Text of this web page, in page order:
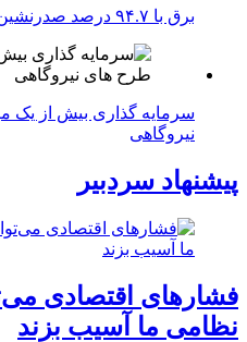
برق با ۹۴.۷ درصد صدرنشین تورم تابستانی!
سرمایه گذاری بیش از یک
نیروگاهی
پیشنهاد سردبیر
فشارهای اقتصادی
نظامی ما آسیب بزند